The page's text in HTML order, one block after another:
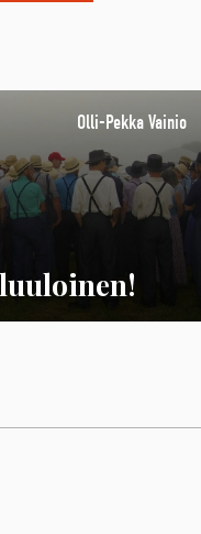
Olli-Pekka Vainio